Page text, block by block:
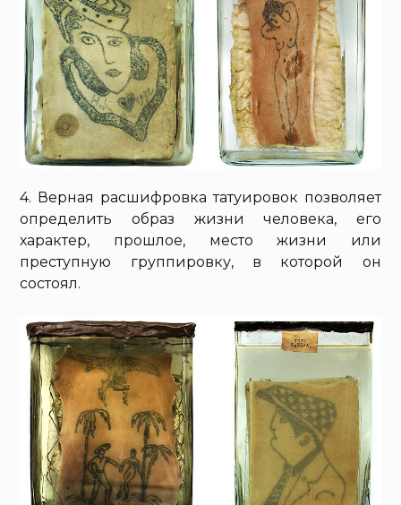
4. Верная расшифровка татуировок позволяет
определить образ жизни человека, его
характер, прошлое, место жизни или
преступную группировку, в которой он
состоял.